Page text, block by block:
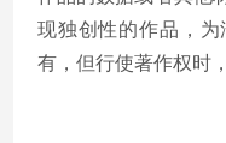
现独创性的作品，
有，但行使著作权时